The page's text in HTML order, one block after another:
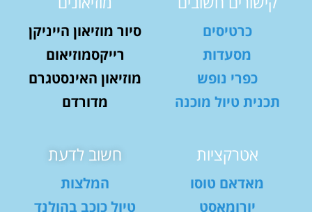
כרטיסים
מסעדות
כפרי נופש
תכנית טיול מוכנה
סיור מוזיאון הייניקן
רייקסמוזיאום
מוזיאון האינסטגרם
מדורדם
אטרקציות
מאדאם טוסו
יורומאסט
חשוב לדעת
המלצות
טיול כוכב בהולנד